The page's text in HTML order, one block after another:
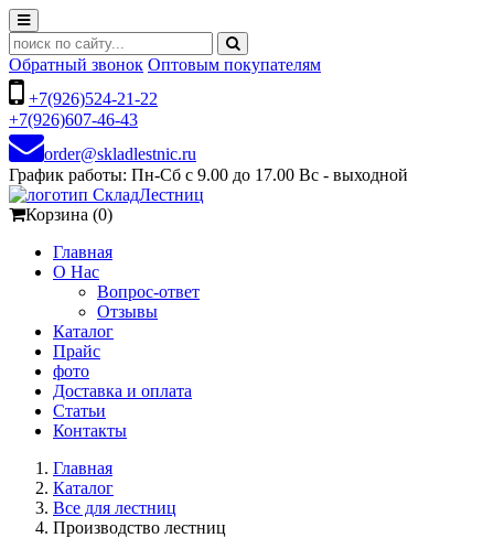
Обратный звонок Оптовым покупателям
+7(926)524-21-22
+7(926)607-46-43
order@skladlestnic.ru
График работы: Пн-Сб с 9.00 до 17.00 Вс - выходной
Корзина (0)
Главная
О Нас
Вопрос-ответ
Отзывы
Каталог
Прайс
фото
Доставка и оплата
Статьи
Контакты
Главная
Каталог
Все для лестниц
Производство лестниц